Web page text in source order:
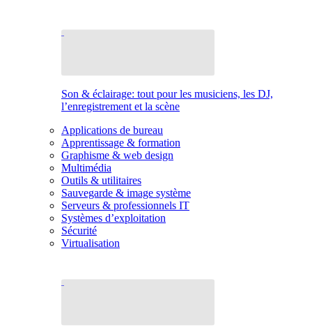
Son & éclairage: tout pour les musiciens, les DJ,
l’enregistrement et la scène
Applications de bureau
Apprentissage & formation
Graphisme & web design
Multimédia
Outils & utilitaires
Sauvegarde & image système
Serveurs & professionnels IT
Systèmes d’exploitation
Sécurité
Virtualisation